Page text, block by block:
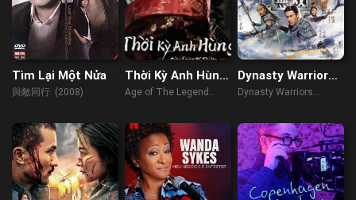
Tìm Lại Một Nửa
與敵同行 (2008)
Thời Kỳ Anh Hùng
Cửu Long Bí
Age of The Legend
Dynasty Warriors:
Chiến Binh Tam
Dynasty Warriors